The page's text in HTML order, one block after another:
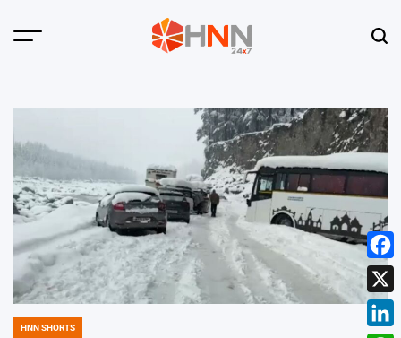
Menu
POSTED
HNN SHORTS
X